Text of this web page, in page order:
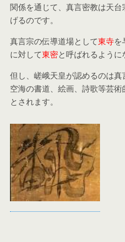
関係を通じて、真言密教は天
げるのです。
真言宗の伝導道場として東寺を
に対して東密と呼ばれるように
但し、嵯峨天皇が認めるのは真
空海の書道、絵画、詩歌等芸
とされます。